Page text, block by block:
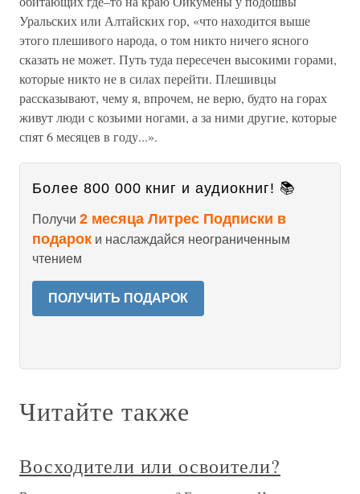
Уральских или Алтайских гор, «что находится выше
этого плешивого народа, о том никто ничего ясного
сказать не может. Путь туда пересечен высокими горами,
которые никто не в силах перейти. Плешивцы
рассказывают, чему я, впрочем, не верю, будто на горах
живут люди с козьими ногами, а за ними другие, которые
спят 6 месяцев в году...».
Более 800 000 книг и аудиокниг! 📚
Получи 2 месяца Литрес Подписки в
подарок и наслаждайся неограниченным
чтением
ПОЛУЧИТЬ ПОДАРОК
Читайте также
Восходители или освоители?